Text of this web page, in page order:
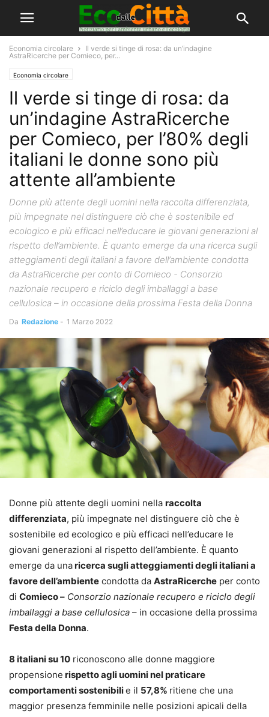
Economia circolare
Il verde si tinge di rosa: da un’indagine
AstraRicerche per Comieco, per...
Economia circolare
Il verde si tinge di rosa: da
un’indagine AstraRicerche
per Comieco, per l’80% degli
italiani le donne sono più
attente all’ambiente
Donne più attente degli uomini nella raccolta differenziata,
più impegnate nel distinguere ciò che è sostenibile ed
ecologico e più efficaci nell’educare le giovani generazioni al
rispetto dell’ambiente. È quanto emerge da una ricerca sugli
atteggiamenti degli italiani a favore dell’ambiente condotta
da AstraRicerche per conto di Comieco - Consorzio
nazionale recupero e riciclo degli imballaggi a base
cellulosica – in occasione della prossima Festa della Donna
Da Redazione - 1 Marzo 2022
Donne più attente degli uomini nella raccolta
differenziata, più impegnate nel distinguere ciò che è
sostenibile ed ecologico e più efficaci nell’educare le
giovani generazioni al rispetto dell’ambiente. È quanto
emerge da unaricerca sugli atteggiamenti degli italiani a
favore dell’ambiente condotta da AstraRicerche per conto
di Comieco – Consorzio nazionale recupero e riciclo degli
imballaggi a base cellulosica – in occasione della prossima
Festa della Donna.
8 italiani su 10 riconoscono alle donne maggiore
propensione rispetto agli uomini nel praticare
comportamenti sostenibilie il 57,8% ritiene che una
maggior presenza femminile nelle posizioni apicali della